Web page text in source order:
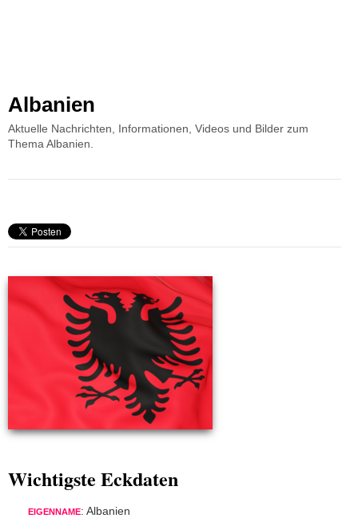
Albanien
Aktuelle Nachrichten, Informationen, Videos und Bilder zum
Thema Albanien.
Wichtigste Eckdaten
EIGENNAME: Albanien